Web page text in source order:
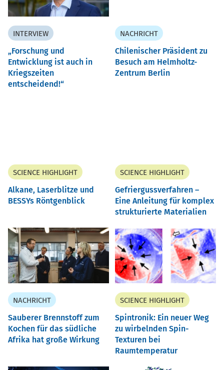
INTERVIEW
Forschung und
Entwicklung ist auch in
Kriegszeiten
entscheidend!“
NACHRICHT
Chilenischer Präsident zu
Besuch am Helmholtz-
Zentrum Berlin
SCIENCE HIGHLIGHT
Alkane, Laserblitze und
BESSYs Röntgenblick
SCIENCE HIGHLIGHT
Gefriergussverfahren –
Eine Anleitung für komplex
strukturierte Materialien
NACHRICHT
Sauberer Brennstoff zum
Kochen für das südliche
Afrika hat große Wirkung
SCIENCE HIGHLIGHT
Spintronik: Ein neuer Weg
zu wirbelnden Spin-
Texturen bei
Raumtemperatur